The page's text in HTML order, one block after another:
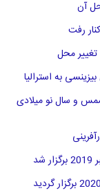
آن
رفت
تغییر محل
به استرالیا
و سال نو میلادی